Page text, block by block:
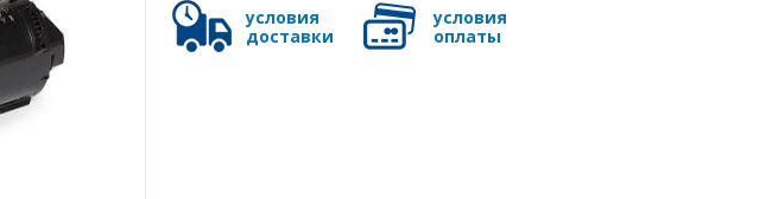
условия
доставки
условия
оплаты